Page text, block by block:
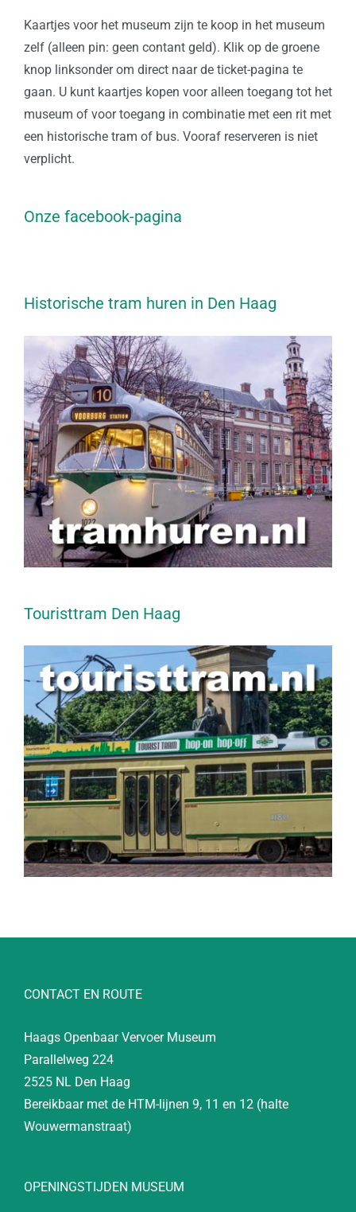
Kaartjes voor het museum zijn te koop in het museum
zelf (alleen pin: geen contant geld). Klik op de groene
knop linksonder om direct naar de ticket-pagina te
gaan. U kunt kaartjes kopen voor alleen toegang tot het
museum of voor toegang in combinatie met een rit met
een historische tram of bus. Vooraf reserveren is niet
verplicht.
Onze facebook-pagina
Historische tram huren in Den Haag
Touristtram Den Haag
CONTACT EN ROUTE
Haags Openbaar Vervoer Museum
Parallelweg 224
2525 NL Den Haag
Bereikbaar met de HTM-lijnen 9, 11 en 12 (halte
Wouwermanstraat)
OPENINGSTIJDEN MUSEUM